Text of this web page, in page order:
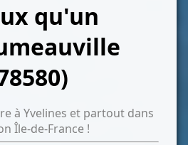
qu'un
à Yvelines et partout dans
Île-de-France !